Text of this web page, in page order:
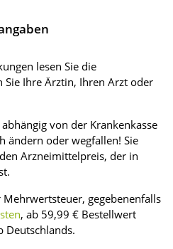
lesen Sie die
Sie Ihre Ärztin, Ihren Arzt oder
von der Krankenkasse
ändern oder wegfallen! Sie
Arzneimittelpreis, der in
gegebenenfalls
, ab 59,99 € Bestellwert
Deutschlands.